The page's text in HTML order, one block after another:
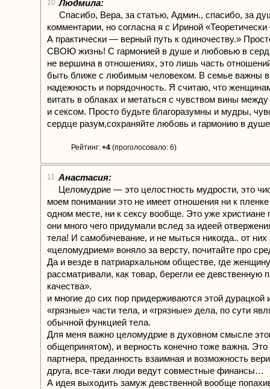
10 Людмила:
Спасибо, Вера, за статью, Админ., спасибо, за
комментарии, но согласна я с Ириной
А практически — верный путь к одиночеству.»
СВОЮ жизнь! С гармонией в душе и любовью в
не вершина в отношениях, это лишь часть
быть ближе с любимым человеком. В семье важны
надежность и порядочность. Я считаю, что
витать в облаках и метаться с чувством вины
и сексом. Просто будьте благоразумны и мудры,
сердце разум,сохраняйте любовь и гармонию в
Рейтинг: +4 (проголосовало: 6)
11 Анастасия:
Целомудрие — это целостность мудрости, это
моем понимании это не имеет отношения ни к
одном месте, ни к сексу вообще. Это уже христиане
они много чего придумали вслед за идеей
тела! И самобичевание, и не мыться никогда.. от них
«целомудрием» воняло за версту, почитайте про
Да и везде в патриархальном обществе, где женщину
рассматривали, как товар, берегли ее девственную
качества».
и многие до сих пор придерживаются этой дурацкой
«грязные» части тела, и «грязные» дела, по сути
обычной функцией тела.
Для меня важно целомудрие в духовном смысле
общепринятом), и верность конечно тоже важна.
партнера, преданность взаимная и возможность
друга, все-таки люди ведут совместные финансы…
А идея выходить замуж девственной вообще